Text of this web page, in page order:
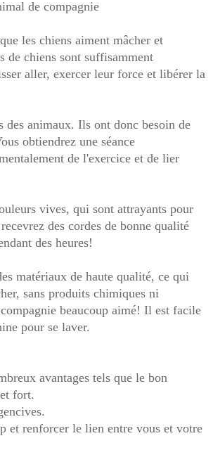
de compagnie
les chiens aiment mâcher et
de chiens sont suffisamment
aller, exercer leur force et libérer la
des animaux. Ils ont donc besoin de
obtiendrez une séance
de l'exercice et de lier
vives, qui sont attrayants pour
des cordes de bonne qualité
des heures!
matériaux de haute qualité, ce qui
sans produits chimiques ni
beaucoup aimé! Il est facile
pour se laver.
avantages tels que le bon
fort.
et renforcer le lien entre vous et votre